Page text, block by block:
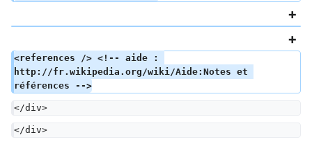
<references /> <!-- aide :
http://fr.wikipedia.org/wiki/Aide:Notes et
références -->
</div>
</div>